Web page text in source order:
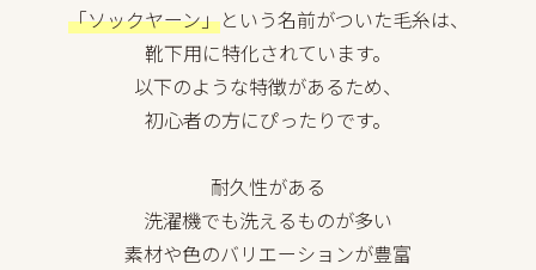
「ソックヤーン」という名前がついた毛糸は、
靴下用に特化されています。
以下のような特徴があるため、
初心者の方にぴったりです。
耐久性がある
洗濯機でも洗えるものが多い
素材や色のバリエーションが豊富